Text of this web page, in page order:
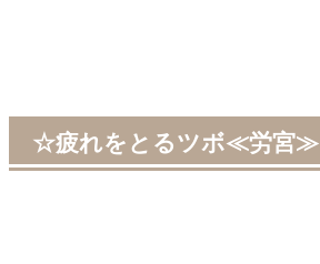
☆疲れをとるツボ≪労宮≫